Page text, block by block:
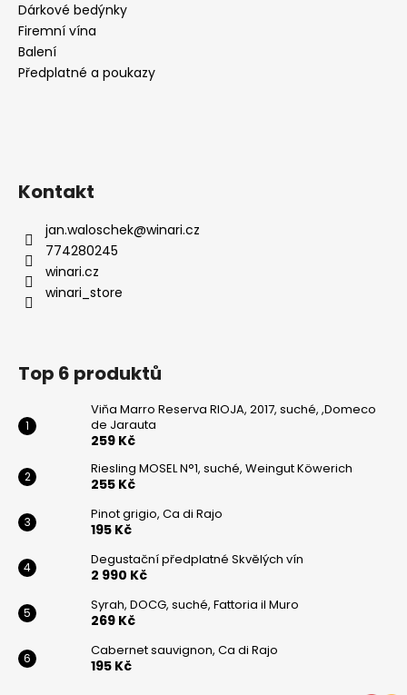
Dárkové bedýnky
Firemní vína
Balení
Předplatné a poukazy
Kontakt
jan.waloschek@winari.cz
774280245
winari.cz
winari_store
Top 6 produktů
Viňa Marro Reserva RIOJA, 2017, suché, ,Domeco
de Jarauta
259 Kč
Riesling MOSEL N°1, suché, Weingut Köwerich
255 Kč
Pinot grigio, Ca di Rajo
195 Kč
Degustační předplatné Skvělých vín
2 990 Kč
Syrah, DOCG, suché, Fattoria il Muro
269 Kč
Cabernet sauvignon, Ca di Rajo
195 Kč